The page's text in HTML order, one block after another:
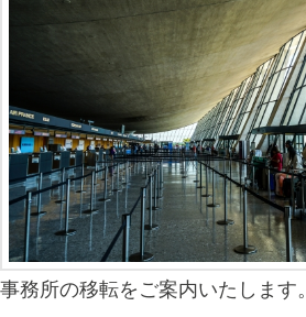
事務所の移転をご案内いたします。